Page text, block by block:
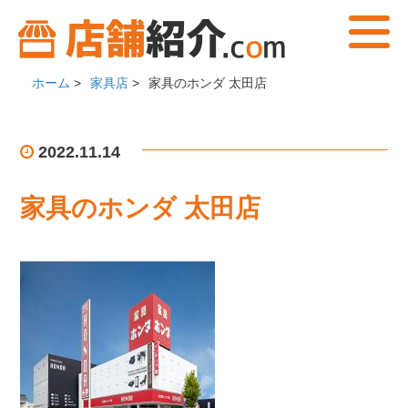
ホーム > 家具店 > 家具のホンダ 太田店
2022.11.14
家具のホンダ 太田店